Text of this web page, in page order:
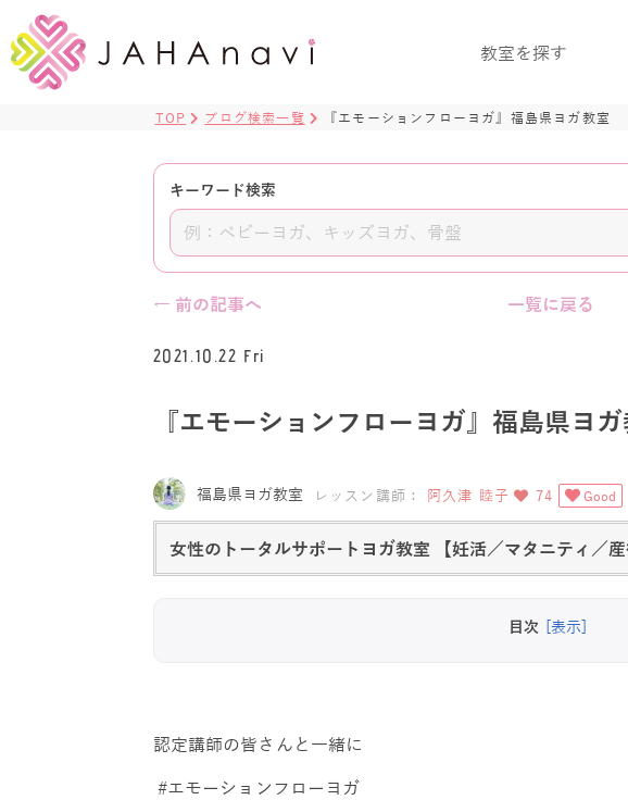
教室を探す
TOP ブログ検索一覧 『エモーションフローヨガ』福島県ヨガ教室
キーワード検索
← 前の記事へ 一覧に戻る
2021.10.22 Fri
『エモーションフローヨガ』福島県ヨ
福島県ヨガ教室 レッスン講師： 阿久津 睦子 74 Good
女性のトータルサポートヨガ教室 【妊活／マタニティ／
目次 [表示]
認定講師の皆さんと一緒に
#エモーションフローヨガ